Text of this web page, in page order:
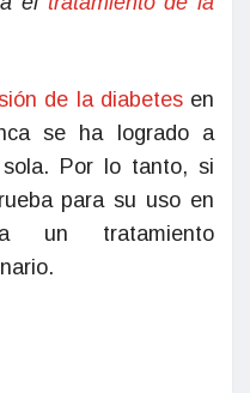
de la diabetesen
se ha logrado a
Por lo tanto, si
para su uso en
un tratamiento